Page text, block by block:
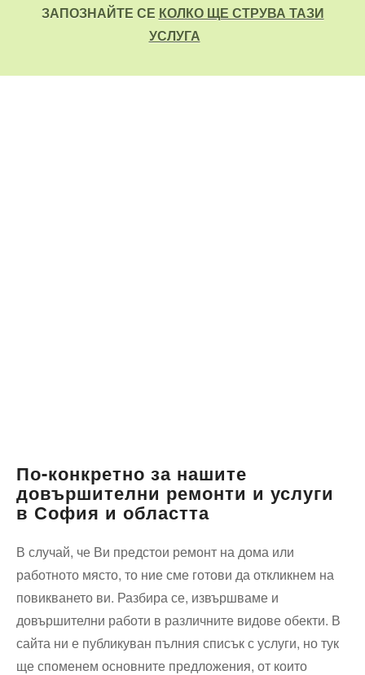
ЗАПОЗНАЙТЕ СЕ КОЛКО ЩЕ СТРУВА ТАЗИ
УСЛУГА
По-конкретно за нашите
довършителни ремонти и услуги
в София и областта
В случай, че Ви предстои ремонт на дома или
работното място, то ние сме готови да откликнем на
повикването ви. Разбира се, извършваме и
довършителни работи в различните видове обекти. В
сайта ни е публикуван пълния списък с услуги, но тук
ще споменем основните предложения, от които